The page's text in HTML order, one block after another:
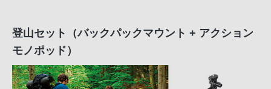
登山セット（バックパックマウント + アクション
モノポッド）